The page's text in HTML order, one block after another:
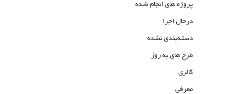
پروژه های انجام شده
درحال اجرا
دسته‌بندی نشده
طرح های به روز
گالری
معرفی